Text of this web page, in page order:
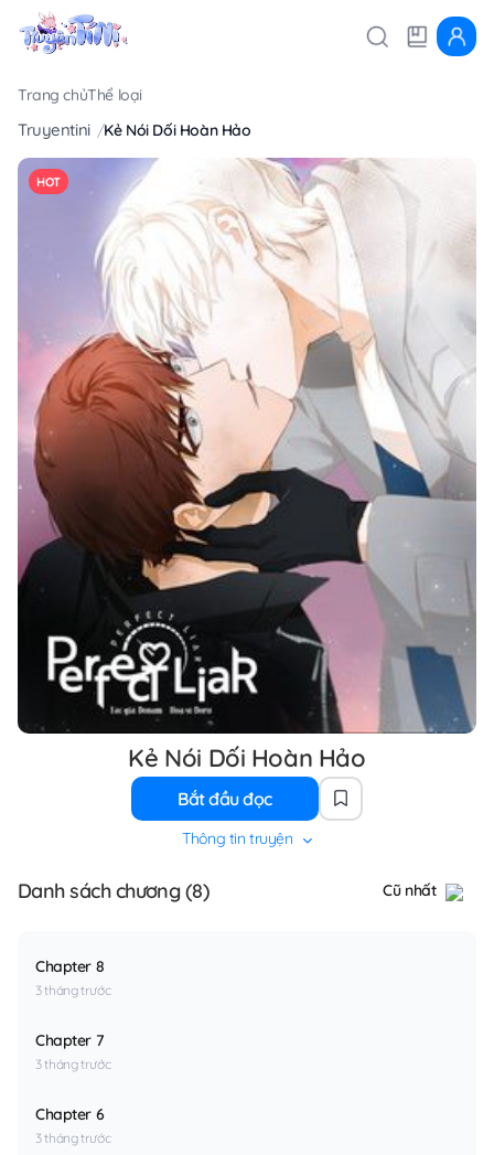
Trang chủThể loại
Truyentini Kẻ Nói Dối Hoàn Hảo
HOT
Kẻ Nói Dối Hoàn Hảo
Bắt đầu đọc
Thông tin truyện
Danh sách chương (8) Cũ nhất
Chapter 8
3 tháng trước
Chapter 7
3 tháng trước
Chapter 6
3 tháng trước